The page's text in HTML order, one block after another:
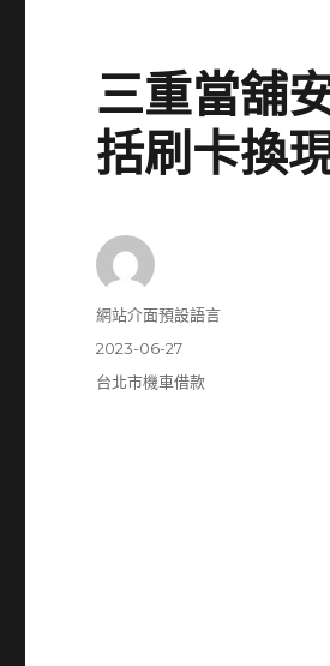
三重當舖
括刷卡換
作
網站介面預設語言
發
佈
2023-06-27
分
台北市機車借款